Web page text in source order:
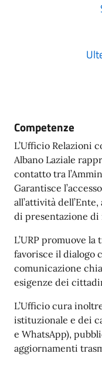
Competenze
L’Ufficio Relazioni
Albano Laziale
contatto tra
Garantisce
all’attività
di presentazione di
L’URP promuove
favorisce il dialogo
comunicazione
esigenze dei
L’Ufficio cura
istituzionale e dei
e WhatsApp),
aggiornamenti